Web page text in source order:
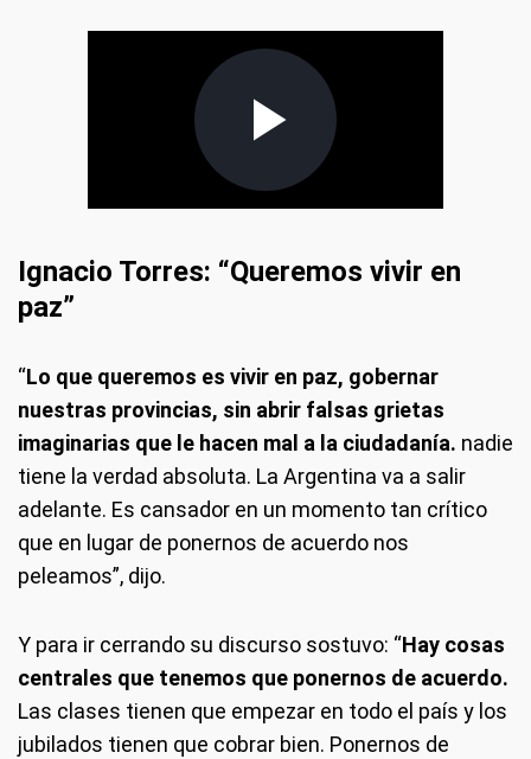
Ignacio Torres: “Queremos vivir en
paz”
“Lo que queremos es vivir en paz, gobernar
nuestras provincias, sin abrir falsas grietas
imaginarias que le hacen mal a la ciudadanía. nadie
tiene la verdad absoluta. La Argentina va a salir
adelante. Es cansador en un momento tan crítico
que en lugar de ponernos de acuerdo nos
peleamos”, dijo.
Y para ir cerrando su discurso sostuvo: “Hay cosas
centrales que tenemos que ponernos de acuerdo.
Las clases tienen que empezar en todo el país y los
jubilados tienen que cobrar bien. Ponernos de